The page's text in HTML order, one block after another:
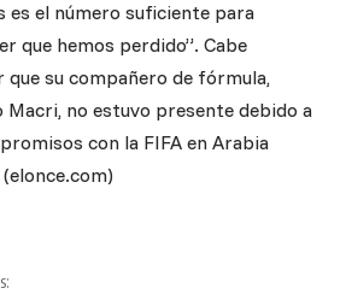
es el número suficiente para
que hemos perdido”. Cabe
que su compañero de fórmula,
Macri, no estuvo presente debido a
con la FIFA en Arabia